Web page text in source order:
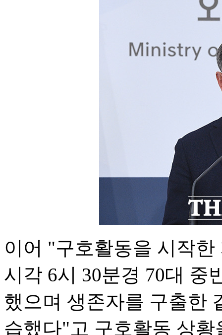
이어 "구호활동을 시작
시각 6시 30분경 70대 중
했으며 생존자를 구출한
습했다"고 구호활동 상황